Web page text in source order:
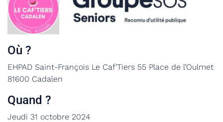
Où ?
EHPAD Saint-François Le Caf’Tiers 55 Place de l’Oulmet
81600 Cadalen
Quand ?
Jeudi 31 octobre 2024